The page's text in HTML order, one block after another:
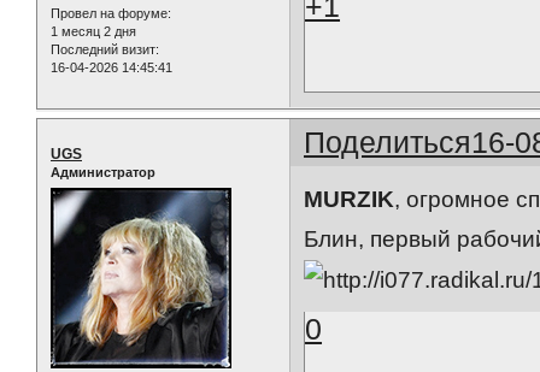
Провел на форуме:
1 месяц 2 дня
Последний визит:
16-04-2026 14:45:41
Поделиться16-
UGS
Администратор
MURZIK, огромное
Блин, первый
0